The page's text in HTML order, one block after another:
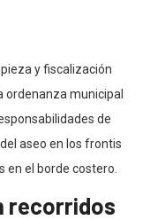
y fiscalización
municipal
de
aseo en los frontis
en el borde costero.
recorridos